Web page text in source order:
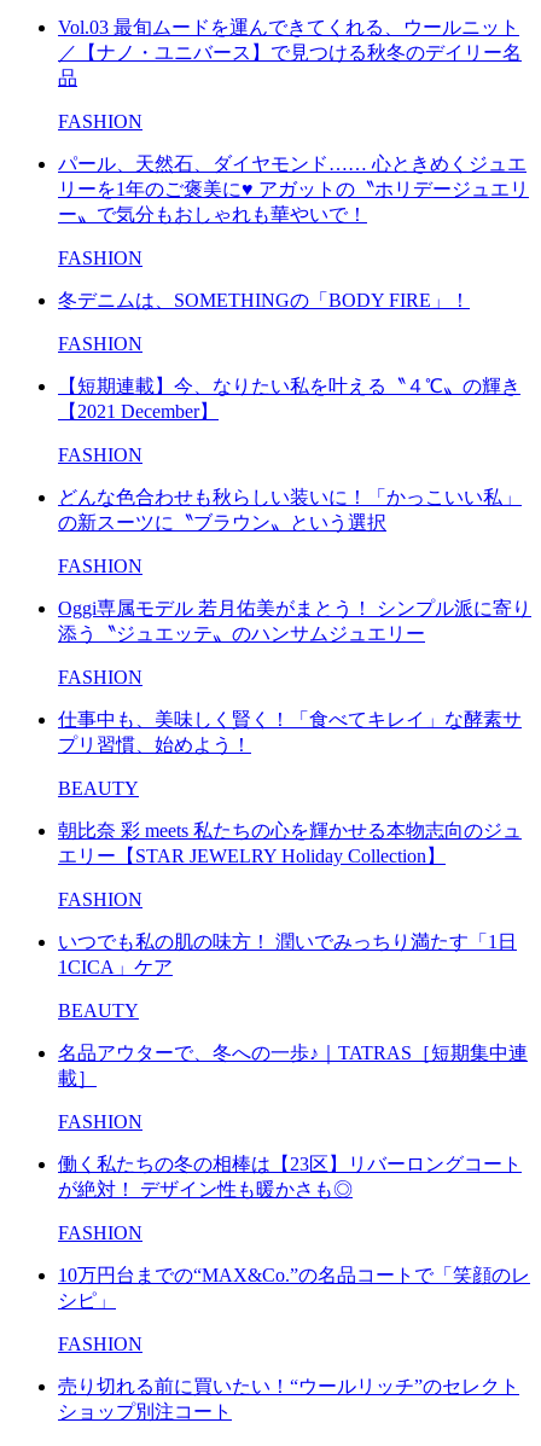
Vol.03 最旬ムードを運んできてくれる、ウールニット
／【ナノ・ユニバース】で見つける秋冬のデイリー名
品
FASHION
パール、天然石、ダイヤモンド…… 心ときめくジュエ
リーを1年のご褒美に♥ アガットの〝ホリデージュエリ
ー〟で気分もおしゃれも華やいで！
FASHION
冬デニムは、SOMETHINGの「BODY FIRE」！
FASHION
【短期連載】今、なりたい私を叶える〝４℃〟の輝き
【2021 December】
FASHION
どんな色合わせも秋らしい装いに！「かっこいい私」
の新スーツに〝ブラウン〟という選択
FASHION
Oggi専属モデル 若月佑美がまとう！ シンプル派に寄り
添う〝ジュエッテ〟のハンサムジュエリー
FASHION
仕事中も、美味しく賢く！「食べてキレイ」な酵素サ
プリ習慣、始めよう！
BEAUTY
朝比奈 彩 meets 私たちの心を輝かせる本物志向のジュ
エリー【STAR JEWELRY Holiday Collection】
FASHION
いつでも私の肌の味方！ 潤いでみっちり満たす「1日
1CICA」ケア
BEAUTY
名品アウターで、冬への一歩♪｜TATRAS［短期集中連
載］
FASHION
働く私たちの冬の相棒は【23区】リバーロングコート
が絶対！ デザイン性も暖かさも◎
FASHION
10万円台までの“MAX&Co.”の名品コートで「笑顔のレ
シピ」
FASHION
売り切れる前に買いたい！“ウールリッチ”のセレクト
ショップ別注コート